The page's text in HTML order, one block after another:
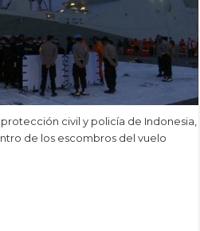
civil y policía de Indonesia,
de los escombros del vuelo